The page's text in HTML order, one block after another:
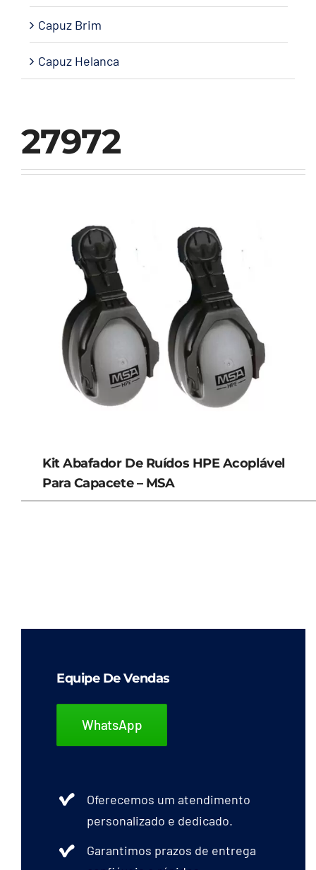
27972
Kit Abafador De Ruídos HPE Acoplável
Para Capacete – MSA
Capuz Brim
Capuz Helanca
Equipe De Vendas
WhatsApp
Oferecemos um atendimento
personalizado e dedicado.
Garantimos prazos de entrega